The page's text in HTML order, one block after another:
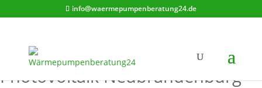
info@waermepumpenberatung24.de
Gluth Regelungstechnik GmbH -
Photovoltaik Neubrandenburg